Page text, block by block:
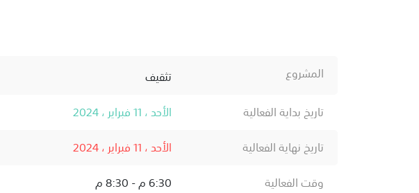
المشروع
تثقيف
تاريخ بداية الفعالية
الأحد ، 11 فبراير ، 2024
تاريخ نهاية الفعالية
الأحد ، 11 فبراير ، 2024
وقت الفعالية
6:30 م - 8:30 م